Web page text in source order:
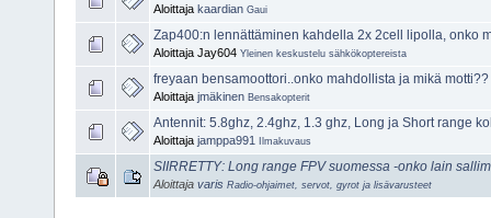
Aloittaja kaardian Gaui
Zap400:n lennättäminen kahdella 2x 2cell lipolla, onko
Aloittaja Jay604 Yleinen keskustelu sähkökoptereista
freyaan bensamoottori..onko mahdollista ja mikä motti??
Aloittaja jmäkinen Bensakopterit
Antennit: 5.8ghz, 2.4ghz, 1.3 ghz, Long ja Short range
Aloittaja jamppa991 Ilmakuvaus
SIIRRETTY: Long range FPV suomessa -onko lain
Aloittaja varis Radio-ohjaimet, servot, gyrot ja lisävarusteet